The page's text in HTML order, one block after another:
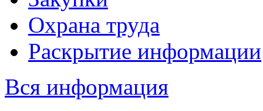
Охрана труда
Раскрытие информации
Вся информация